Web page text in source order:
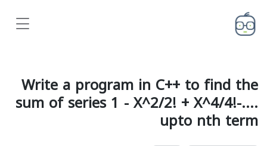
Write a program in C++ to find the
sum of series 1 - X^2/2! + X^4/4!-....
upto nth term